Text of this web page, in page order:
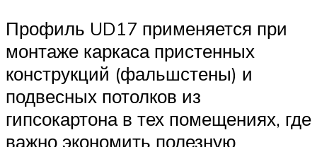
Профиль UD17 применяется при
монтаже каркаса пристенных
конструкций (фальшстены) и
подвесных потолков из
гипсокартона в тех помещениях, где
важно экономить полезную